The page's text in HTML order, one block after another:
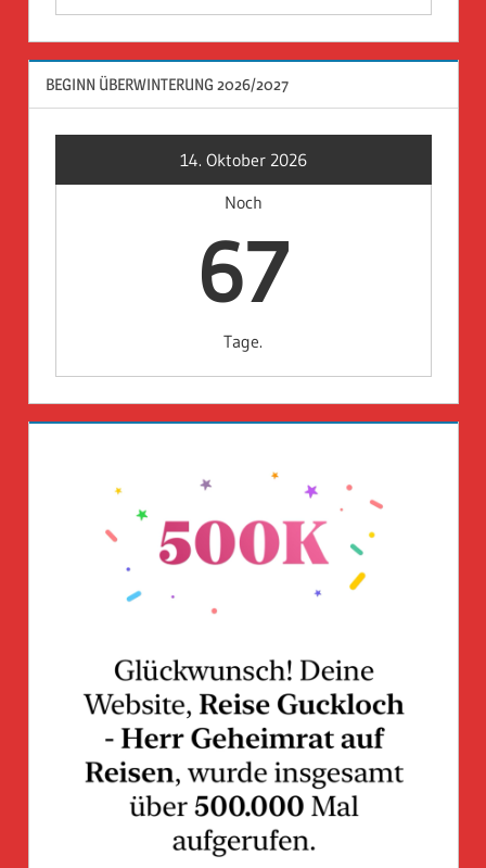
BEGINN ÜBERWINTERUNG 2026/2027
14. Oktober 2026
Noch
67
Tage.